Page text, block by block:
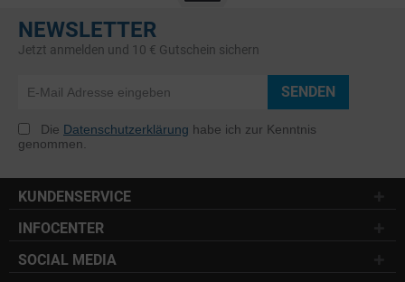
NEWSLETTER
Jetzt anmelden und 10 € Gutschein sichern
SENDEN
Die Datenschutzerklärung habe ich zur Kenntnis
genommen.
KUNDENSERVICE
INFOCENTER
SOCIAL MEDIA